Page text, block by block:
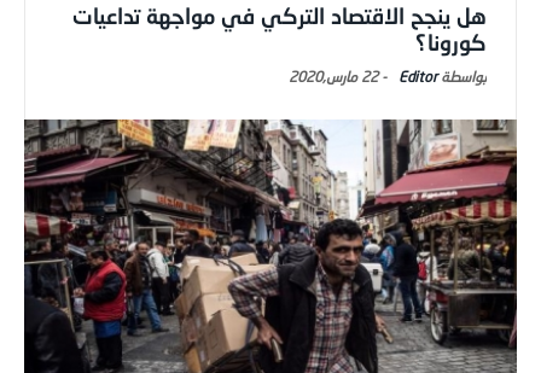
هل ينجح الاقتصاد التركي في مواجهة تداعيات
كورونا؟
Editor
-22 مارس,2020